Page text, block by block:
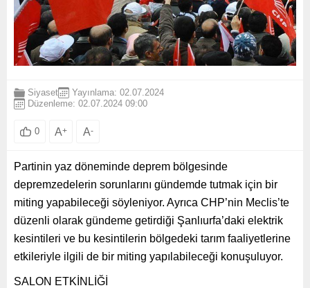
Siyaset
Yayınlama: 02.07.2024
Düzenleme: 02.07.2024 09:00
0 A+ A-
Partinin yaz döneminde deprem bölgesinde
depremzedelerin sorunlarını gündemde tutmak için bir
miting yapabileceği söyleniyor. Ayrıca CHP’nin Meclis’te
düzenli olarak gündeme getirdiği Şanlıurfa’daki elektrik
kesintileri ve bu kesintilerin bölgedeki tarım faaliyetlerine
etkileriyle ilgili de bir miting yapılabileceği konuşuluyor.
SALON ETKİNLİĞİ